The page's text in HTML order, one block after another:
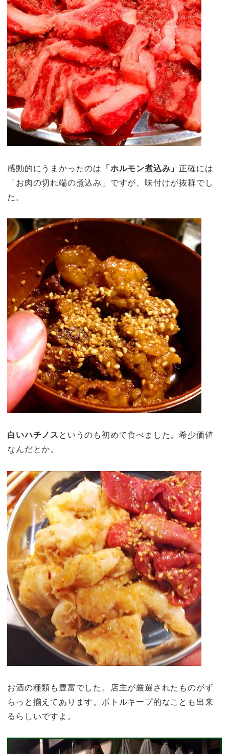
感動的にうまかったのは 「ホルモン煮込み」 正確には
「お肉の切れ端の煮込み」ですが、味付けが抜群でし
た。
白いハチノスというのも初めて食べました。希少価値
なんだとか。
お酒の種類も豊富でした。店主が厳選されたものがず
らっと揃えてあります。ボトルキープ的なことも出来
るらしいですよ。